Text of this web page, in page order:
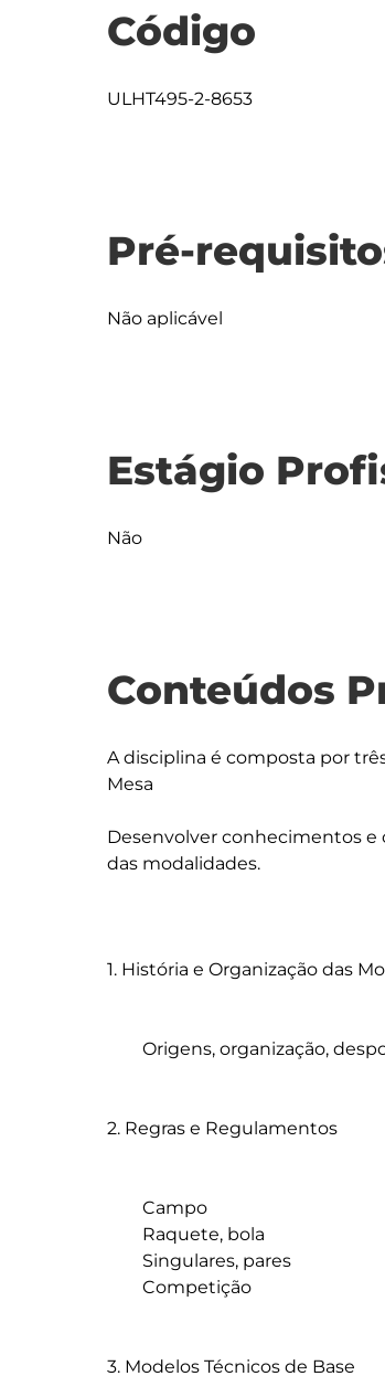
Código
ULHT495-2-8653
Pré-
Não aplicável
Estágio
Não
Conteúdos
A disciplina é composta por
Mesa
Desenvolver conhecimentos
das modalidades.
1. História e Organização das
2. Regras e Regulamentos
3. Modelos Técnicos de Base